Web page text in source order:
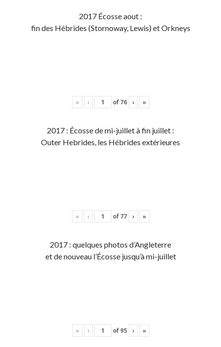
2017 Écosse aout :
fin des Hébrides (Stornoway, Lewis) et Orkneys
« ‹ of76 › »
2017 : Écosse de mi-juillet à fin juillet :
Outer Hebrides, les Hébrides extérieures
« ‹ of77 › »
2017 : quelques photos d’Angleterre
et de nouveau l’Écosse jusqu’à mi-juillet
« ‹ of95 › »